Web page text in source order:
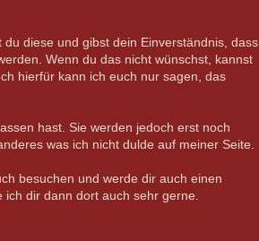
diese und gibst dein Einverständnis, dass
Wenn du das nicht wünschst, kannst
hierfür kann ich euch nur sagen, das
hast. Sie werden jedoch erst noch
was ich nicht dulde auf meiner Seite.
besuchen und werde dir auch einen
dir dann dort auch sehr gerne.